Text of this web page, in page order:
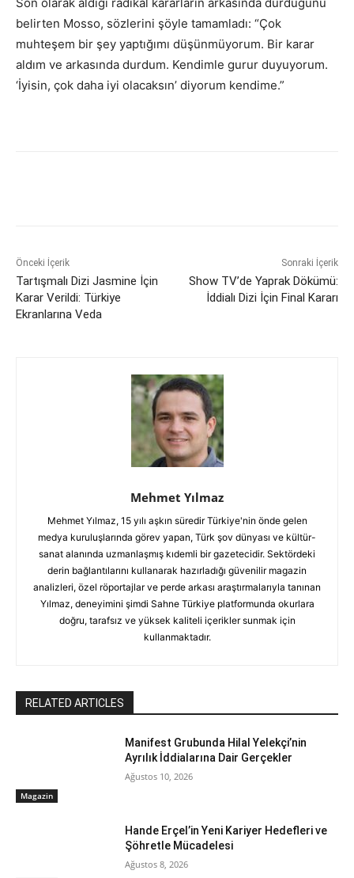
belirten Mosso, sözlerini şöyle tamamladı: “Çok
muhteşem bir şey yaptığımı düşünmüyorum. Bir karar
aldım ve arkasında durdum. Kendimle gurur duyuyorum.
‘İyisin, çok daha iyi olacaksın’ diyorum kendime.”
Önceki İçerik
Tartışmalı Dizi Jasmine İçin
Karar Verildi: Türkiye
Ekranlarına Veda
Sonraki İçerik
Show TV’de Yaprak Dökümü:
İddialı Dizi İçin Final Kararı
Mehmet Yılmaz
Mehmet Yılmaz, 15 yılı aşkın süredir Türkiye'nin önde gelen
medya kuruluşlarında görev yapan, Türk şov dünyası ve kültür-
sanat alanında uzmanlaşmış kıdemli bir gazetecidir. Sektördeki
derin bağlantılarını kullanarak hazırladığı güvenilir magazin
analizleri, özel röportajlar ve perde arkası araştırmalarıyla tanınan
Yılmaz, deneyimini şimdi Sahne Türkiye platformunda okurlara
doğru, tarafsız ve yüksek kaliteli içerikler sunmak için
kullanmaktadır.
RELATED ARTICLES
Magazin
Manifest Grubunda Hilal Yelekçi’nin
Ayrılık İddialarına Dair Gerçekler
Ağustos 10, 2026
Hande Erçel’in Yeni Kariyer Hedefleri ve
Şöhretle Mücadelesi
Ağustos 8, 2026